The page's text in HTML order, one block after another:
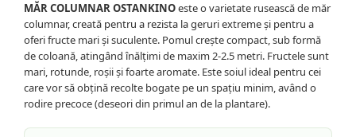
MĂR COLUMNAR OSTANKINOeste o varietate rusească de măr
columnar, creată pentru a rezista la geruri extreme și pentru a
oferi fructe mari și suculente. Pomul crește compact, sub formă
de coloană, atingând înălțimi de maxim 2-2.5 metri. Fructele sunt
mari, rotunde, roșii și foarte aromate. Este soiul ideal pentru cei
care vor să obțină recolte bogate pe un spațiu minim, având o
rodire precoce (deseori din primul an de la plantare).